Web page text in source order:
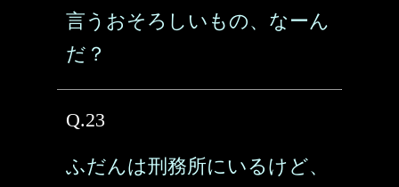
言うおそろしいもの、なーん
だ？
Q.23
ふだんは刑務所にいるけど、